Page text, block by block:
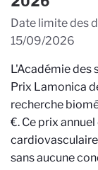
Date limite des
15/09/2026
L'Académie des
Prix Lamonica
recherche
€. Ce prix
sans aucune